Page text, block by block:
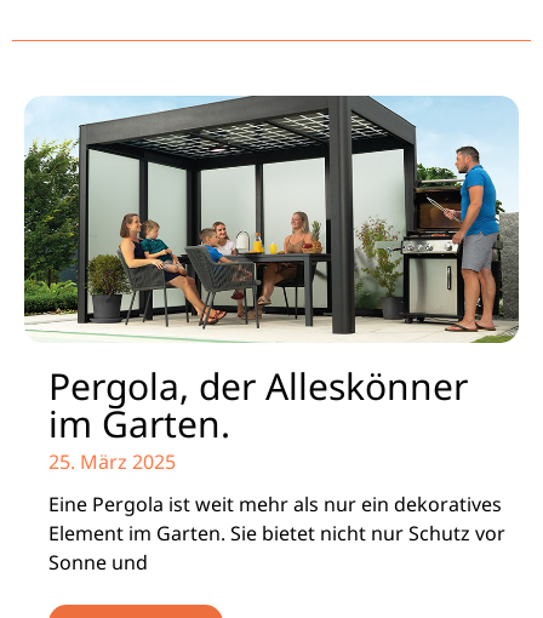
Pergola, der Alleskönner
im Garten.
25. März 2025
Eine Pergola ist weit mehr als nur ein dekoratives
Element im Garten. Sie bietet nicht nur Schutz vor
Sonne und